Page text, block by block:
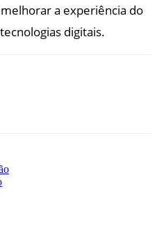
a experiência do
digitais.